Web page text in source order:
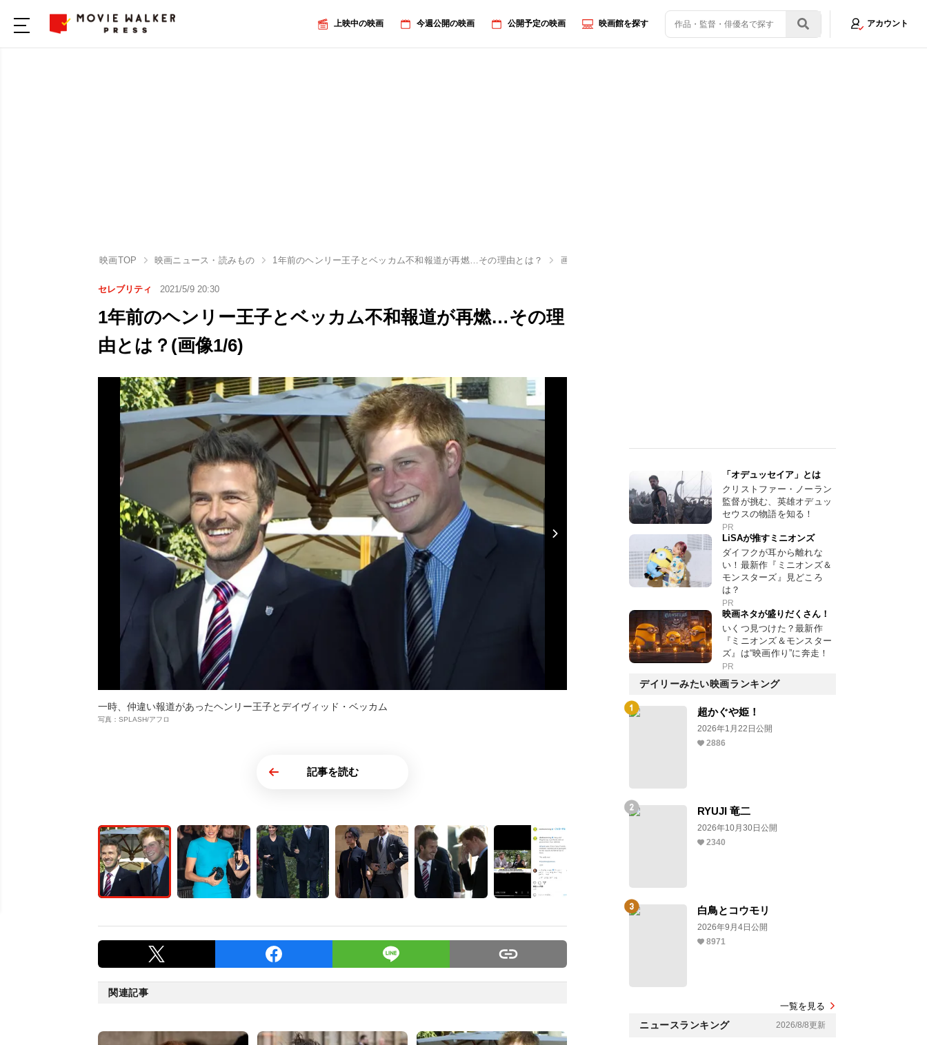
上映中の映画 今週公開の映画 公開予定の映画 映画館を探す アカウント
映画TOP 映画ニュース・読みもの 1年前のヘンリー王子とベッカム不和報道が再燃…その理由とは？ 画像1/6
セレブリティ 2021/5/9 20:30
1年前のヘンリー王子とベッカム不和報道が再燃…その理
由とは？(画像1/6)
一時、仲違い報道があったヘンリー王子とデイヴィッド・ベッカム
写真：SPLASH/アフロ
記事を読む
関連記事
「オデュッセイア」とは
クリストファー・ノーラン
監督が挑む、英雄オデュッ
セウスの物語を知る！
PR
LiSAが推すミニオンズ
ダイフクが耳から離れな
い！最新作『ミニオンズ＆
モンスターズ』見どころ
は？
PR
映画ネタが盛りだくさん！
いくつ見つけた？最新作
『ミニオンズ＆モンスター
ズ』は“映画作り”に奔走！
PR
デイリーみたい映画ランキング
超かぐや姫！
2026年1月22日公開
2886
RYUJI 竜二
2026年10月30日公開
2340
白鳥とコウモリ
2026年9月4日公開
8971
一覧を見る
ニュースランキング 2026/8/8更新